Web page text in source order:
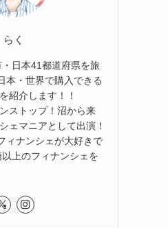
らく
日本41都道府県を旅
本・世界で購入できる
紹介します！！
ストップ！沼から来
ェマニアとして出演！
ィナンシェが大好きで
上のフィナンシェを